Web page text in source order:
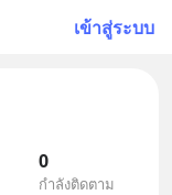
เข้าสู่ระบบ
0
กำลังติดตาม